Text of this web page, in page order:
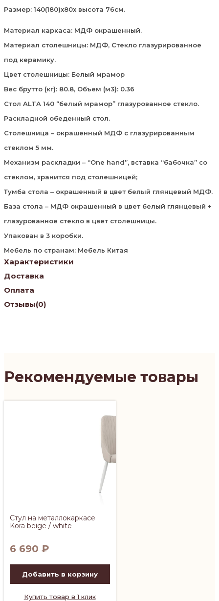
Размер: 140(180)х80х высота 76см.
Материал каркаса: МДФ окрашенный.
Материал столешницы: МДФ, Стекло глазурированное
под керамику.
Цвет столешницы: Белый мрамор
Вес брутто (кг): 80.8, Объем (м3): 0.36
Стол ALTA 140 “белый мрамор” глазурованное стекло.
Раскладной обеденный стол.
Столешница – окрашенный МДФ с глазурированным
стеклом 5 мм.
Механизм раскладки – “One hand”, вставка “бабочка” со
стеклом, хранится под столешницей;
Тумба стола – окрашенный в цвет белый глянцевый МДФ.
База стола – МДФ окрашенный в цвет белый глянцевый +
глазурованное стекло в цвет столешницы.
Упакован в 3 коробки.
Мебель по странам: Мебель Китая
Характеристики
Доставка
Оплата
Отзывы(0)
Рекомендуемые товары
Стул на металлокаркасе
Kora beige / white
6 690 ₽
Добавить в корзину
Купить товар в 1 клик